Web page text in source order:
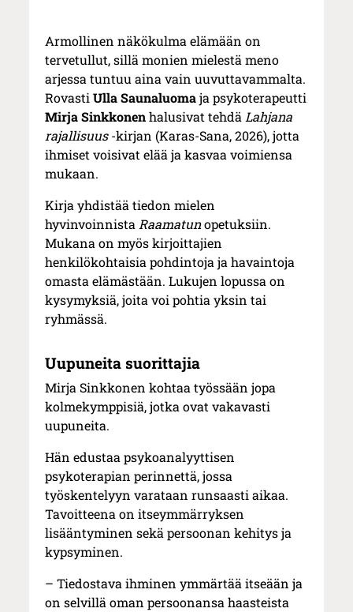
Armollinen näkökulma elämään on
tervetullut, sillä monien mielestä meno
arjessa tuntuu aina vain uuvuttavammalta.
RovastiUlla Saunaluomaja psykoterapeutti
Mirja Sinkkonenhalusivat tehdäLahjana
rajallisuus-kirjan (Karas-Sana, 2026), jotta
ihmiset voisivat elää ja kasvaa voimiensa
mukaan.
Kirja yhdistää tiedon mielen
hyvinvoinnistaRaamatunopetuksiin.
Mukana on myös kirjoittajien
henkilökohtaisia pohdintoja ja havaintoja
omasta elämästään. Lukujen lopussa on
kysymyksiä, joita voi pohtia yksin tai
ryhmässä.
Uupuneita suorittajia
Mirja Sinkkonen kohtaa työssään jopa
kolmekymppisiä, jotka ovat vakavasti
uupuneita.
Hän edustaa psykoanalyyttisen
psykoterapian perinnettä, jossa
työskentelyyn varataan runsaasti aikaa.
Tavoitteena on itseymmärryksen
lisääntyminen sekä persoonan kehitys ja
kypsyminen.
– Tiedostava ihminen ymmärtää itseään ja
on selvillä oman persoonansa haasteista